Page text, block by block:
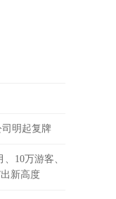
明起复牌
10万游客、
新高度